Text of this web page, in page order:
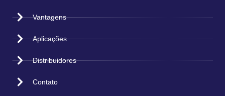
Vantagens
Aplicações
Distribuidores
Contato